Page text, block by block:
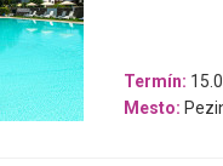
Termín:
Mesto: